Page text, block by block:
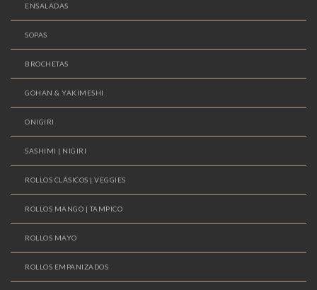
ENSALADAS
SOPAS
BROCHETAS
GOHAN & YAKIMESHI
ONIGIRI
SASHIMI | NIGIRI
ROLLOS CLÁSICOS | VEGGIES
ROLLOS MANGO | TAMPICO
ROLLOS MAYO
ROLLOS EMPANIZADOS